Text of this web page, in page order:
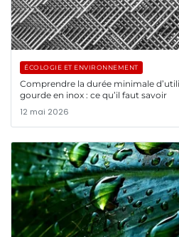
ÉCOLOGIE ET ENVIRONNEMENT
Comprendre la durée minimale
gourde en inox : ce qu’il faut savoir
12 mai 2026